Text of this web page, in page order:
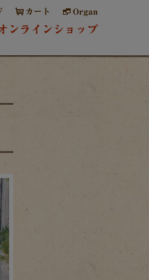
カート Organ
ンラインショップ